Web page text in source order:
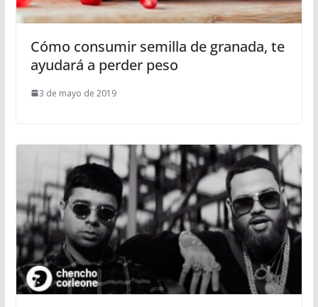
Cómo consumir semilla de granada, te
ayudará a perder peso
3 de mayo de 2019